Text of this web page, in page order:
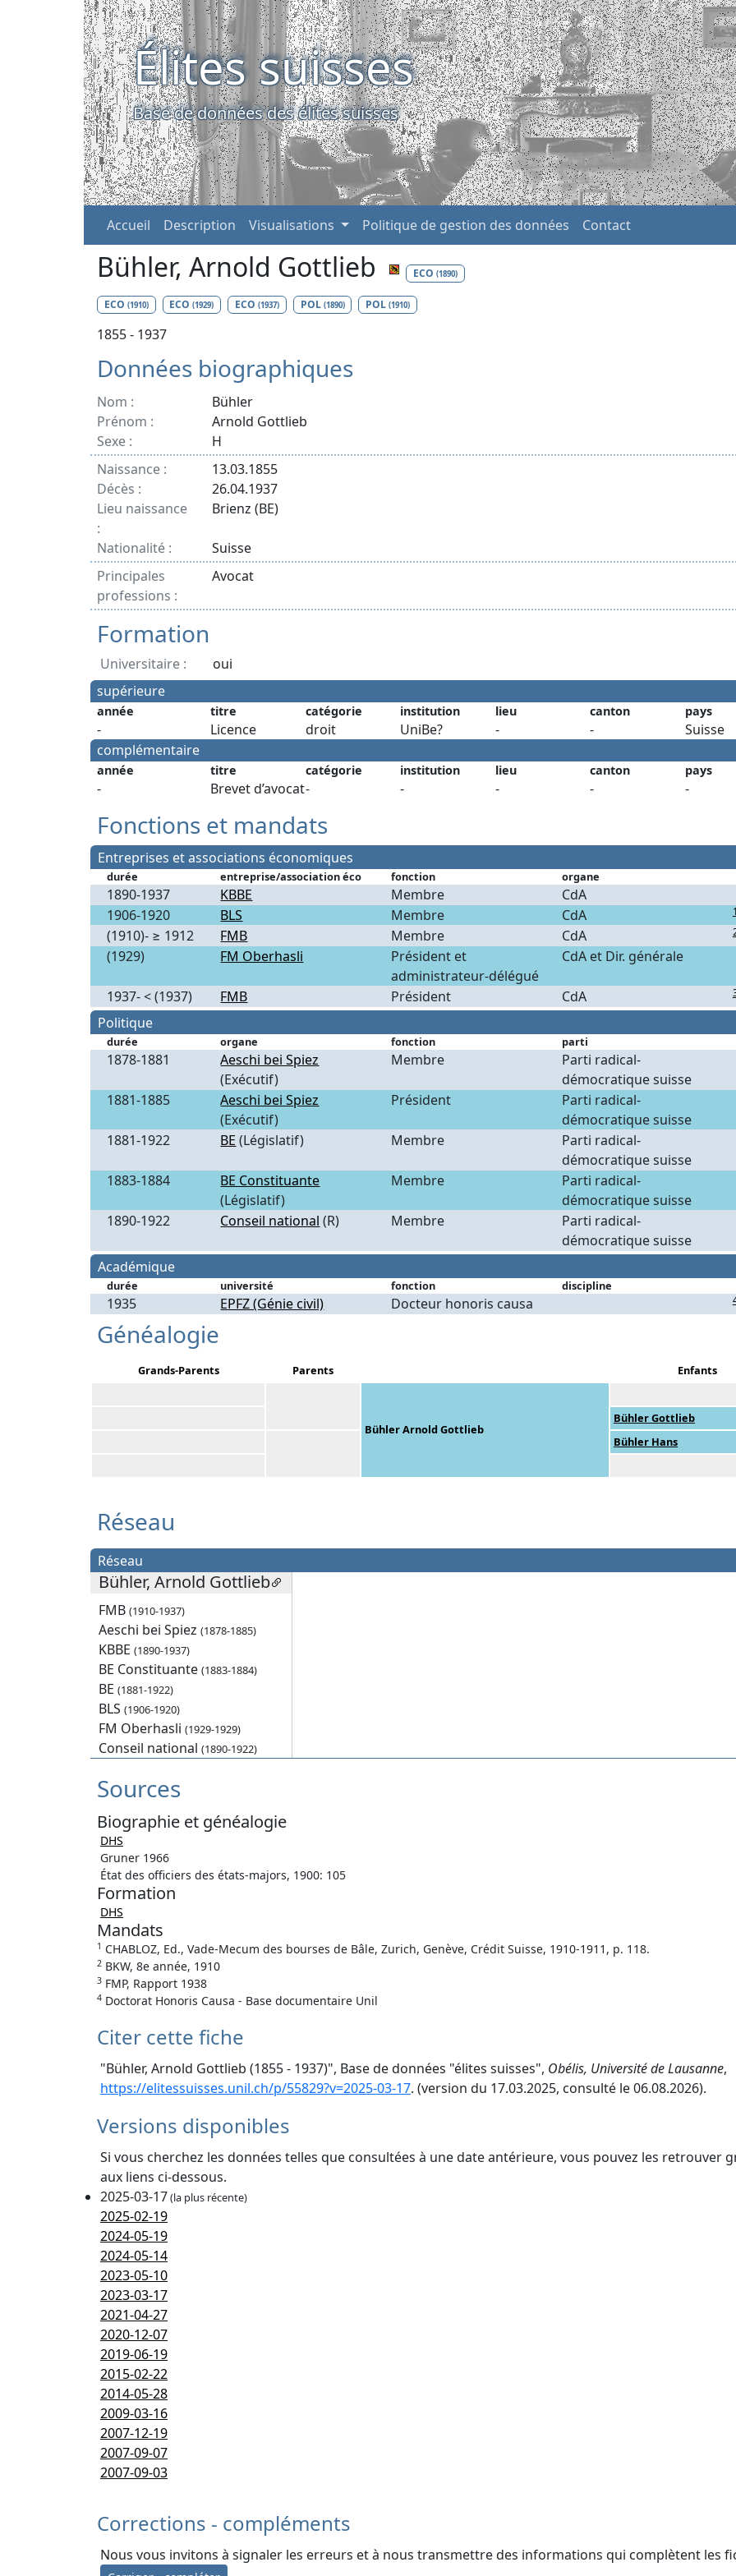
Élites suisses
Base de données des élites suisses
Accueil Description Visualisations Politique de gestion des données Contact
Bühler, Arnold Gottlieb ECO (1890)
ECO (1910) ECO(1929) ECO (1937) POL (1890) POL(1910)
1855 - 1937
Données biographiques
Nom :
Bühler
Prénom :
Arnold Gottlieb
Sexe :
H
Naissance :
13.03.1855
Décès :
26.04.1937
Lieu naissance
:
Brienz (BE)
Nationalité :
Suisse
Principales
professions :
Avocat
Formation
Universitaire :
oui
supérieure
année titre catégorie institution lieu canton pays
- Licence droit UniBe? - -
Suisse
complémentaire
année titre catégorie institution lieu canton pays
- Brevet d’avocat- - - - -
Fonctions et mandats
Entreprises et associations économiques
durée entreprise/association éco fonction organe
1890-1937 KBBE Membre
CdA
1906-1920
BLS Membre CdA
(1910)- ≥ 1912 FMB Membre CdA
(1929) FM Oberhasli
Président et
administrateur-délégué
CdA et Dir. générale
1937- < (1937) FMB Président CdA
Politique
durée organe fonction parti
1878-1881
Aeschi bei Spiez
(Exécutif)
Membre
Parti radical-
démocratique suisse
1881-1885
Aeschi bei Spiez
(Exécutif)
Président
Parti radical-
démocratique suisse
1881-1922
BE (Législatif) Membre
Parti radical-
démocratique suisse
1883-1884
BE Constituante
(Législatif)
Membre
Parti radical-
démocratique suisse
1890-1922
Conseil national (R) Membre
Parti radical-
démocratique suisse
Académique
durée université fonction discipline
1935 EPFZ (Génie civil) Docteur honoris causa
Généalogie
Grands-Parents Parents Enfants
Bühler Arnold Gottlieb
Bühler Gottlieb
Bühler Hans
Réseau
Réseau
Bühler, Arnold Gottlieb
FMB (1910-1937)
Aeschi bei Spiez (1878-1885)
KBBE (1890-1937)
BE Constituante (1883-1884)
BE (1881-1922)
BLS (1906-1920)
FM Oberhasli (1929-1929)
Conseil national (1890-1922)
Sources
Biographie et généalogie
DHS
Gruner 1966
État des officiers des états-majors, 1900: 105
Formation
DHS
Mandats
1 CHABLOZ, Ed., Vade-Mecum des bourses de Bâle, Zurich, Genève, Crédit Suisse, 1910-1911, p. 118.
2 BKW, 8e année, 1910
3 FMP, Rapport 1938
4 Doctorat Honoris Causa - Base documentaire Unil
Citer cette fiche
"Bühler, Arnold Gottlieb (1855 - 1937)", Base de données "élites suisses", Obélis, Université de Lausanne,
https://elitessuisses.unil.ch/p/55829?v=2025-03-17. (version du 17.03.2025, consulté le 06.08.2026).
Versions disponibles
Si vous cherchez les données telles que consultées à une date antérieure, vous pouvez les retrouver
aux liens ci-dessous.
2025-03-17(la plus récente)
2025-02-19
2024-05-19
2024-05-14
2023-05-10
2023-03-17
2021-04-27
2020-12-07
2019-06-19
2015-02-22
2014-05-28
2009-03-16
2007-12-19
2007-09-07
2007-09-03
Corrections - compléments
Nous vous invitons à signaler les erreurs et à nous transmettre des informations qui complètent les